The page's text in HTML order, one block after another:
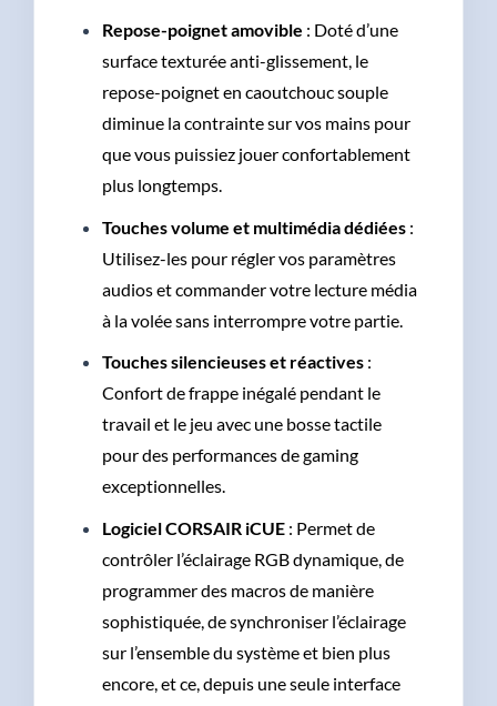
Repose-poignet amovible : Doté d’une
surface texturée anti-glissement, le
repose-poignet en caoutchouc souple
diminue la contrainte sur vos mains pour
que vous puissiez jouer confortablement
plus longtemps.
Touches volume et multimédia dédiées:
Utilisez-les pour régler vos paramètres
audios et commander votre lecture média
à la volée sans interrompre votre partie.
Touches silencieuses et réactives:
Confort de frappe inégalé pendant le
travail et le jeu avec une bosse tactile
pour des performances de gaming
exceptionnelles.
Logiciel CORSAIR iCUE: Permet de
contrôler l’éclairage RGB dynamique, de
programmer des macros de manière
sophistiquée, de synchroniser l’éclairage
sur l’ensemble du système et bien plus
encore, et ce, depuis une seule interface